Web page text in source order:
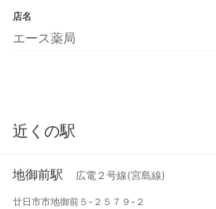
店名
エース薬局
近くの駅
地御前駅 広電２号線(宮島線)
廿日市市地御前５-２５７９-２